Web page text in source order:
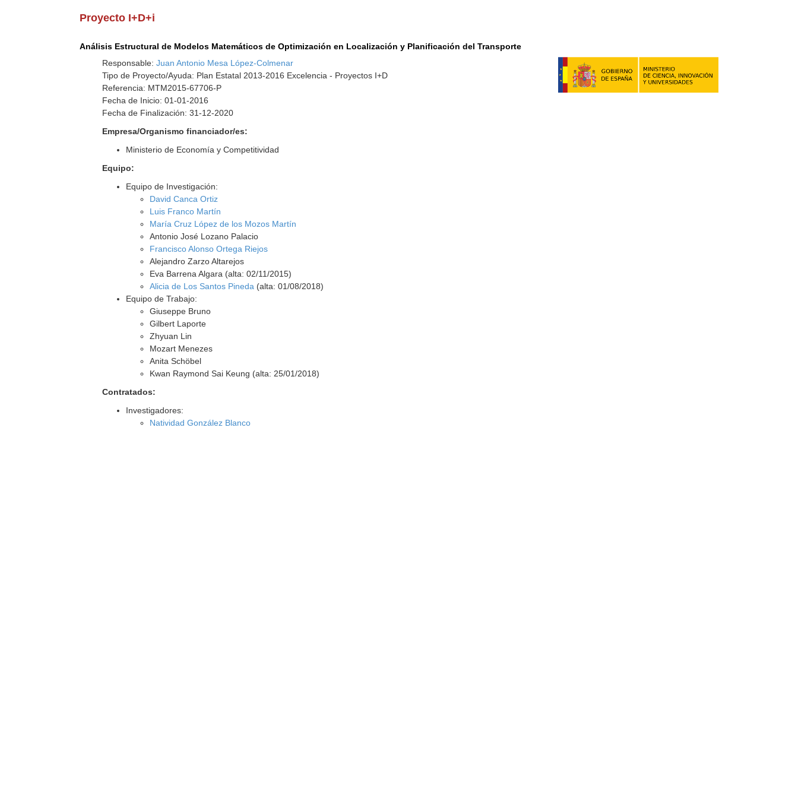
Proyecto I+D+i
Análisis Estructural de Modelos Matemáticos de Optimización en Localización y Planificación del Transporte
Responsable:Juan Antonio Mesa López-Colmenar
Tipo de Proyecto/Ayuda: Plan Estatal 2013-2016 Excelencia - Proyectos I+D
Referencia: MTM2015-67706-P
Fecha de Inicio: 01-01-2016
Fecha de Finalización: 31-12-2020
Empresa/Organismo financiador/es:
Ministerio de Economía y Competitividad
Equipo:
Equipo de Investigación:
David Canca Ortiz
Luis Franco Martín
María Cruz López de los Mozos Martín
Antonio José Lozano Palacio
Francisco Alonso Ortega Riejos
Alejandro Zarzo Altarejos
Eva Barrena Algara (alta: 02/11/2015)
Alicia de Los Santos Pineda (alta: 01/08/2018)
Equipo de Trabajo:
Giuseppe Bruno
Gilbert Laporte
Zhyuan Lin
Mozart Menezes
Anita Schöbel
Kwan Raymond Sai Keung (alta: 25/01/2018)
Contratados:
Investigadores:
Natividad González Blanco